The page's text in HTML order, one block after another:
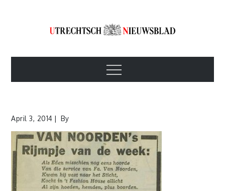
Utrechtsch
Nieuwsblad
1893-1967
Menu
April 3, 2014 By